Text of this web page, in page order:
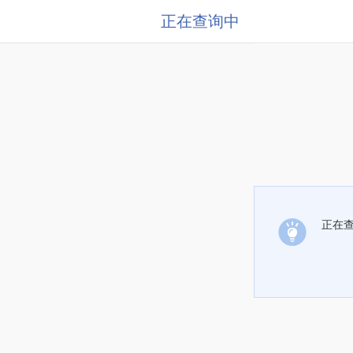
正在查询中
正在